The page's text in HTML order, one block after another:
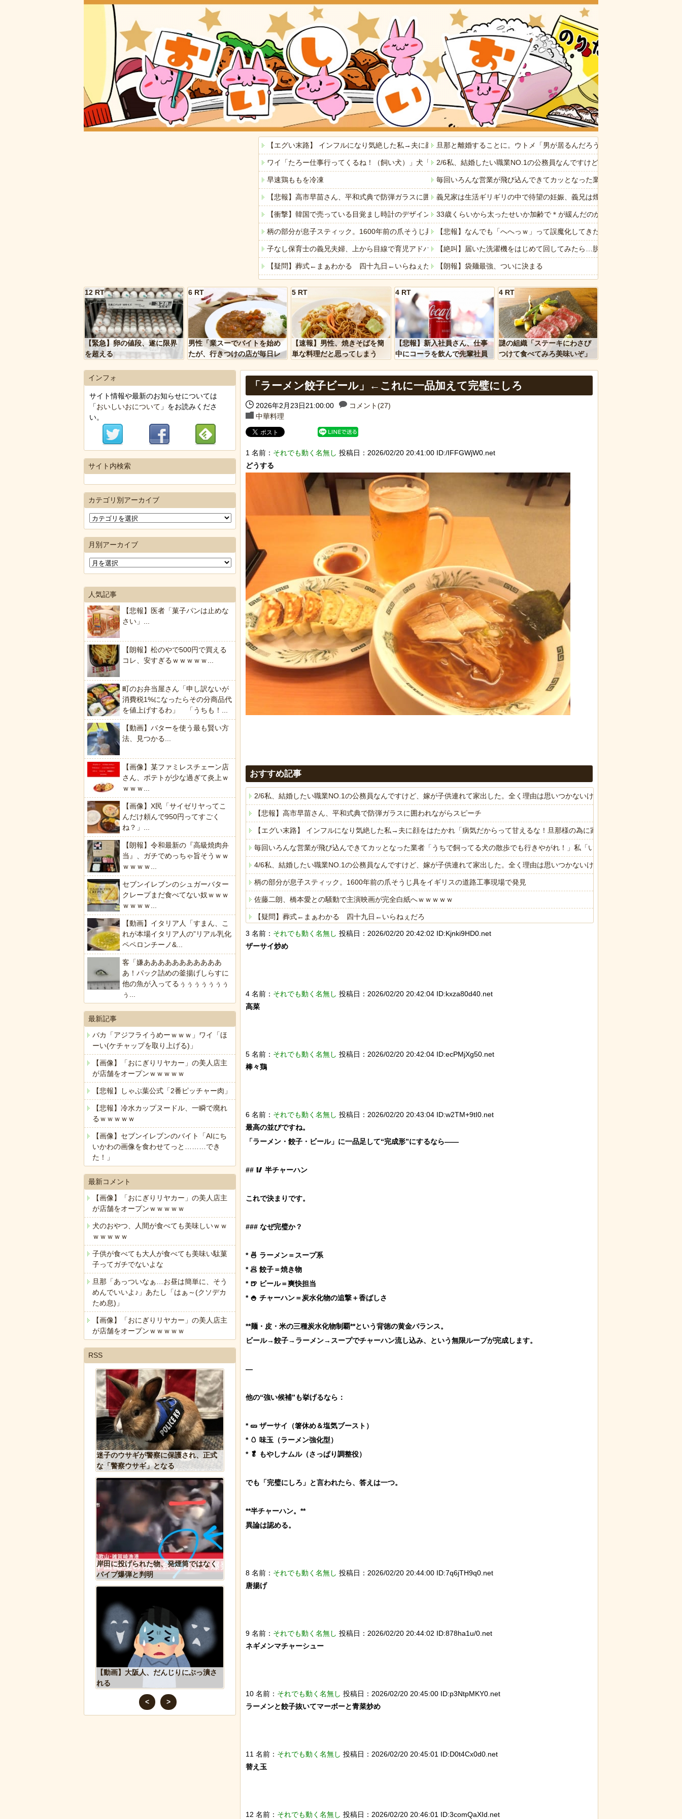
【エグい末路】 インフルになり気絶した私→夫に顔をはたかれ「病気だからって甘えるな！旦那様の為に家事をしろ！」夫が
ワイ「たろー仕事行ってくるね！（飼い犬）」犬「…？（ぷい」
早速鶏ももを冷凍
【悲報】高市早苗さん、平和式典で防弾ガラスに囲われながらスピーチ
【衝撃】韓国で売っている目覚まし時計のデザインが悪夢すぎるwww
柄の部分が息子スティック。1600年前の爪そうじ具をイギリスの道路工事現場で発見
子なし保育士の義兄夫婦、上から目線で育児アドバイスされる日々に限界！「この時期は知育おもちゃが〜」と理想論を語り、
【疑問】葬式←まぁわかる 四十九日←いらねぇだろ
「アメリカのヤンキーがアジア人にケンカを売った結果ｗｗｗ」 ほか
「あなたはアメリカを愛していますか」「はい」トランプ、国防総省職員数千人をウソ発見器にかける方針
ヒーローのサバイバルアクション Siege Survivors
【中国】パトカーの前で好演技www当たり屋やお煽り運転など盛りだくさん
Powered by livedoor 相互RSS
旦那と離婚することに。ウトメ「男が居るんだろう、それで男に色々入れ
2/6私、結婚したい職業NO.1の公務員なんですけど、嫁が子供連れて家出
毎回いろんな営業が飛び込んできてカッとなった業者「うちで飼ってる犬
義兄家は生活ギリギリの中で待望の妊娠、義兄は煙草酒趣味を止めず家計
33歳くらいから太ったせいか加齢で＊が緩んだのかチョビッと漏れるように
【悲報】なんでも「へへっｗ」って誤魔化してきたワイの末路がこちらｗｗ
【絶叫】届いた洗濯機をはじめて回してみたら…脱水で踊り出したｗｗｗｗ
【朗報】袋麺最強、ついに決まる
今年のサンマは少なく小さい 国の研究機関は「これまでになく厳しい年にな
八百屋 ← これ見たことある？野菜とかスーパーで買うじゃん
【画像】セブンイレブン、ついに神商品を販売
佐藤二朗、橋本愛との騒動で主演映画が完全白紙へｗｗｗｗｗ
ETCの事をイーティーシーってゆってる奴がいたｗｗｗｗｗｗｗ
近所のコープにいる爺さん、隙あらば他人のカゴに商品を入れようとする
Powered by livedoor 相互RSS
12 RT
【緊急】卵の値段、遂に限界
を超える
6 RT
男性「業スーでバイトを始め
たが、行きつけの店が毎日レ
5 RT
【速報】男性、焼きそばを簡
単な料理だと思ってしまう
4 RT
【悲報】新入社員さん、仕事
中にコーラを飲んで先輩社員
4 RT
謎の組織「ステーキにわさび
つけて食べてみろ美味いぞ」
「ラーメン餃子ビール」←これに一品加えて完璧にしろ
2026年2月23日21:00:00
コメント(27)
中華料理
1 名前： それでも動く名無し 投稿日：2026/02/20 20:41:00 ID:/IFFGWjW0.net
おすすめ記事
2/6私、結婚したい職業NO.1の公務員なんですけど、嫁が子供連れて家出した。全く理由は思いつかないけど強いてあげるとすれば
【悲報】高市早苗さん、平和式典で防弾ガラスに囲われながらスピーチ
【エグい末路】 インフルになり気絶した私→夫に顔をはたかれ「病気だからって甘えるな！旦那様の為に家事をしろ！」夫が無職
毎回いろんな営業が飛び込んできてカッとなった業者「うちで飼ってる犬の散歩でも行きやがれ！」私「いいんですか！」→ すると
4/6私、結婚したい職業NO.1の公務員なんですけど、嫁が子供連れて家出した。全く理由は思いつかないけど強いてあげるとすれば
柄の部分が息子スティック。1600年前の爪そうじ具をイギリスの道路工事現場で発見
佐藤二朗、橋本愛との騒動で主演映画が完全白紙へｗｗｗｗｗ
【疑問】葬式←まぁわかる 四十九日←いらねぇだろ
海外「日本人はなんて気高いんだ！」 英高級紙も驚愕した極限の中の日本人の姿に世界が衝撃
ヒーローのサバイバルアクション Siege Survivors
Powered by livedoor 相互RSS
3 名前： それでも動く名無し 投稿日：2026/02/20 20:42:02 ID:Kjnki9HD0.net
ザーサイ炒め
4 名前： それでも動く名無し 投稿日：2026/02/20 20:42:04 ID:kxza80d40.net
高菜
5 名前： それでも動く名無し 投稿日：2026/02/20 20:42:04 ID:ecPMjXg50.net
棒々鶏
6 名前： それでも動く名無し 投稿日：2026/02/20 20:43:04 ID:w2TM+9tI0.net
最高の並びですね。
「ラーメン・餃子・ビール」に一品足して“完成形”にするなら――
## 🥢 半チャーハン
これで決まりです。
### なぜ完璧か？
* 🍜 ラーメン＝スープ系
* 🥟 餃子＝焼き物
* 🍺 ビール＝爽快担当
* 🍚 チャーハン＝炭水化物の追撃＋香ばしさ
**麺・皮・米の三種炭水化物制覇**という背徳の黄金バランス。
ビール→餃子→ラーメン→スープでチャーハン流し込み、という無限ループが完成します。
—
他の“強い候補”も挙げるなら：
* 🥒 ザーサイ（箸休め＆塩気ブースト）
* 🥚 味玉（ラーメン強化型）
* 🥬 もやしナムル（さっぱり調整役）
でも「完璧にしろ」と言われたら、答えは一つ。
**半チャーハン。**
異論は認める。
8 名前： それでも動く名無し 投稿日：2026/02/20 20:44:00 ID:7q6jTH9q0.net
唐揚げ
9 名前： それでも動く名無し 投稿日：2026/02/20 20:44:02 ID:878ha1u/0.net
ネギメンマチャーシュー
10 名前： それでも動く名無し 投稿日：2026/02/20 20:45:00 ID:p3NtpMKY0.net
ラーメンと餃子抜いてマーボーと青菜炒め
11 名前： それでも動く名無し 投稿日：2026/02/20 20:45:01 ID:D0t4Cx0d0.net
替え玉
12 名前： それでも動く名無し 投稿日：2026/02/20 20:46:01 ID:3comQaXId.net
インフォ
サイト情報や最新のお知らせについては
「おいしいおについて 」をお読みくださ
い。
サイト内検索
カテゴリ別アーカイブ
月別アーカイブ
人気記事
【悲報】医者「菓子パンは止めな
さい」...
【朗報】松のやで500円で買える
コレ、安すぎるｗｗｗｗｗ...
町のお弁当屋さん「申し訳ないが
消費税1%になったらその分商品代
を値上げするわ」 「うちも！...
【動画】バターを使う最も賢い方
法、見つかる...
【画像】某ファミレスチェーン店
さん、ポテトが少な過ぎて炎上ｗ
ｗｗｗ...
【画像】X民「サイゼリヤってこ
んだけ頼んで950円ってすごく
ね？」...
【朗報】令和最新の『高級焼肉弁
当』、ガチでめっちゃ旨そうｗｗ
ｗｗｗｗ...
セブンイレブンのシュガーバター
クレープまだ食べてない奴ｗｗｗ
ｗｗｗｗ...
【動画】イタリア人「すまん、こ
れが本場イタリア人の”リアル乳化
ペペロンチーノ&...
客「嫌あああああああああああ
あ！パック詰めの釜揚げしらすに
他の魚が入ってるぅぅぅぅぅぅぅ
ぅ...
最新記事
バカ「アジフライうめーｗｗｗ」ワイ「ほ
ーい(ケチャップを取り上げる)」
【画像】「おにぎりリヤカー」の美人店主
が店舗をオープンｗｗｗｗｗ
【悲報】しゃぶ葉公式「2番ピッチャー肉」
【悲報】冷水カップヌードル、一瞬で廃れ
るｗｗｗｗｗ
【画像】セブンイレブンのバイト「AIにち
いかわの画像を食わせてっと………でき
た！」
最新コメント
【画像】「おにぎりリヤカー」の美人店主
が店舗をオープンｗｗｗｗｗ
犬のおやつ、人間が食べても美味しいｗｗ
ｗｗｗｗｗ
子供が食べても大人が食べても美味い駄菓
子ってガチでないよな
旦那「あっついなぁ…お昼は簡単に、そう
めんでいいよ♪」あたし「はぁ～(クソデカ
ため息)」
【画像】「おにぎりリヤカー」の美人店主
が店舗をオープンｗｗｗｗｗ
RSS
迷子のウサギが警察に保護され、正式
な「警察ウサギ」となる
岸田に投げられた物、発煙筒ではなく
パイプ爆弾と判明
【動画】大阪人、だんじりにぶっ潰さ
れる
【ひでぶ】茨城県にあるパン屋で売っ
撃退できる？ あまりに“諸刃の剣”なラ
イフハックが話題にｗ
< >